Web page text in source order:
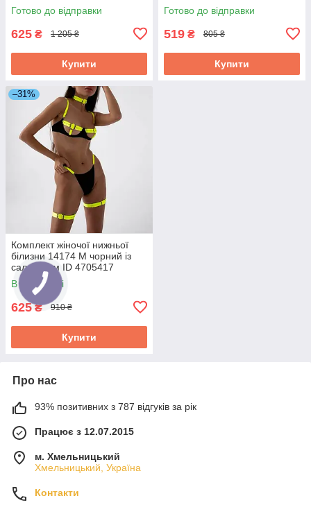
Готово до відправки
625 ₴ 1 205 ₴
Купити
Готово до відправки
519 ₴ 805 ₴
Купити
–31%
Комплект жіночої нижньої
білизни 14174 М чорний із
салатовим ID 4705417
В наявності
625₴ 910 ₴
Купити
Про нас
93% позитивних з 787 відгуків за рік
Працює з 12.07.2015
м. Хмельницький
Хмельницький, Україна
Контакти